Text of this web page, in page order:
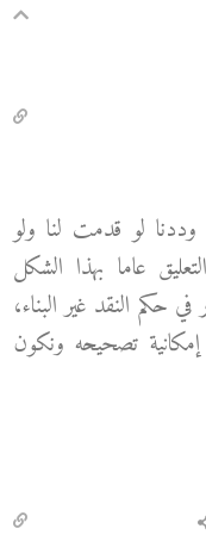
لو قدمت لنا ولو
عاما بهذا الشكل
حكم النقد غير البناء،
تصحيحه ونكون